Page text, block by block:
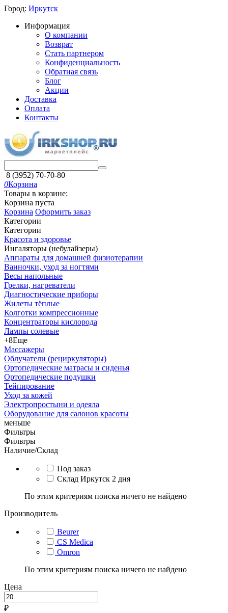
Город: Иркутск
Информация
О компании
Возврат
Стать партнером
Конфиденциальность
Обратная связь
Блог
Акции
Доставка
Оплата
Контакты
8 (3952) 70-70-80
0Корзина
Товары в корзине:
Корзина пуста
Корзина Оформить заказ
Категории
Категории
Красота и здоровье
Ингаляторы (небулайзеры)
Аппараты для домашней физиотерапии
Ванночки, уход за ногтями
Весы напольные
Грелки, нагреватели
Диагностические приборы
Жилеты тёплые
Колготки компрессионные
Концентраторы кислорода
Лампы солевые
+8Еще
Массажеры
Облучатели (рециркуляторы)
Ортопедические матрасы и сиденья
Ортопедические подушки
Тейпирование
Уход за кожей
Электропростыни и одеяла
Оборудование для салонов красоты
меньше
Фильтры
Фильтры
Наличие/Склад
Под заказ
Склад Иркутск 2 дня
По этим критериям поиска ничего не найдено
Производитель
Beurer
CS Medica
Omron
По этим критериям поиска ничего не найдено
Цена
₽